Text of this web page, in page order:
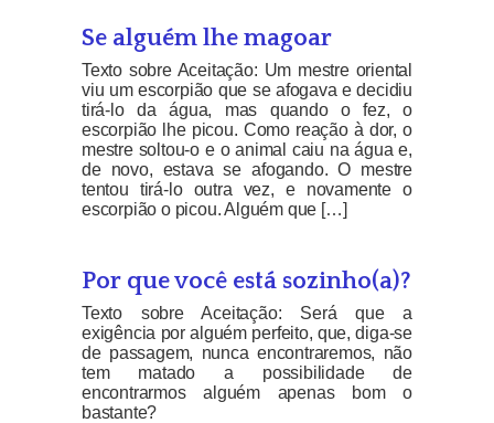
Se alguém lhe magoar
Texto sobre Aceitação: Um mestre oriental
viu um escorpião que se afogava e decidiu
tirá-lo da água, mas quando o fez, o
escorpião lhe picou. Como reação à dor, o
mestre soltou-o e o animal caiu na água e,
de novo, estava se afogando. O mestre
tentou tirá-lo outra vez, e novamente o
escorpião o picou. Alguém que […]
Por que você está sozinho(a)?
Texto sobre Aceitação: Será que a
exigência por alguém perfeito, que, diga-se
de passagem, nunca encontraremos, não
tem matado a possibilidade de
encontrarmos alguém apenas bom o
bastante?